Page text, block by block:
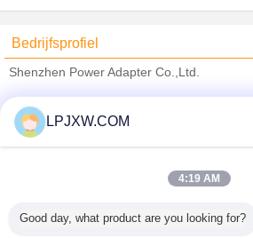
Bedrijfsprofiel
Shenzhen Power Adapter Co.,Ltd.
Trust Seal
Verified Suplier
Alle producten
LPJXW.COM
4:19 AM
Good day, what product are you looking for?